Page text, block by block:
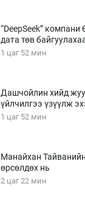
“DeepSeek”
дата төв
1 цаг 52 мин
Дашчойлин хийд
үйлчилгээ үзүүлж
1 цаг 52 мин
Манайхан
өрсөлдөх нь
2 цаг 22 мин